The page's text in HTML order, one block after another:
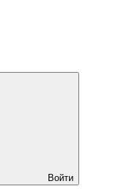
Войти